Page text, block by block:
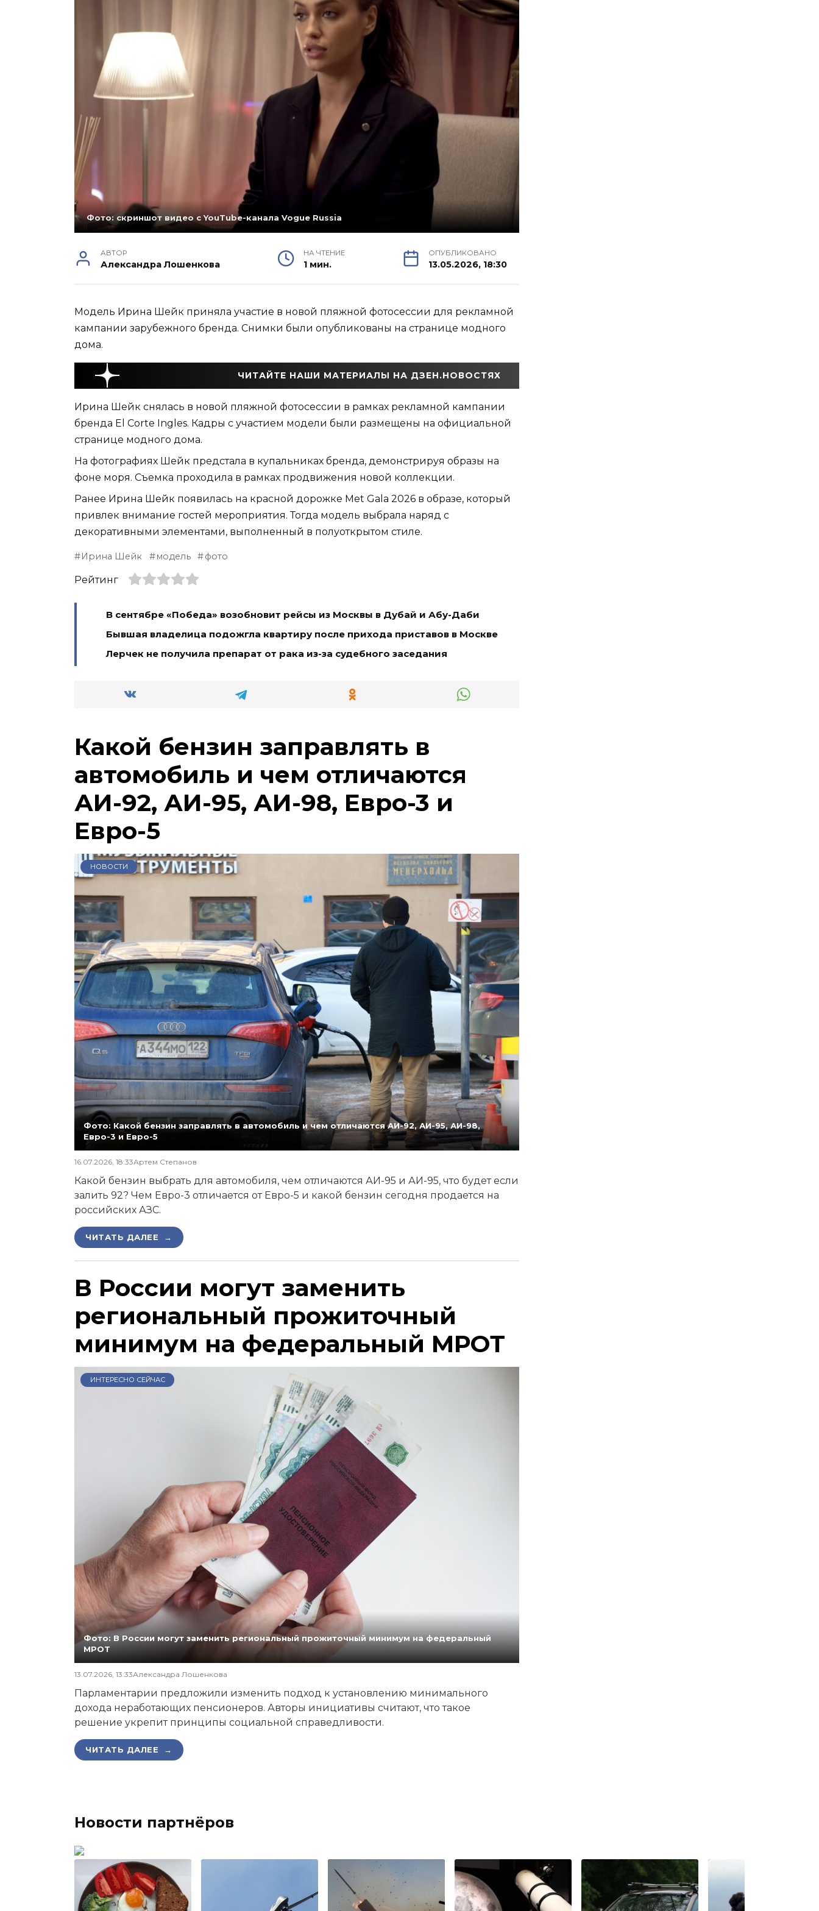
Фото: скриншот видео с YouTube-канала Vogue Russia
АВТОР
Александра Лошенкова
НА ЧТЕНИЕ
1 мин.
ОПУБЛИКОВАНО
13.05.2026, 18:30
Модель Ирина Шейк приняла участие в новой пляжной фотосессии для рекламной
кампании зарубежного бренда. Снимки были опубликованы на странице модного
дома.
ЧИТАЙТЕ НАШИ МАТЕРИАЛЫ НА ДЗЕН.НОВОСТЯХ
Ирина Шейк снялась в новой пляжной фотосессии в рамках рекламной кампании
бренда El Corte Ingles. Кадры с участием модели были размещены на официальной
странице модного дома.
На фотографиях Шейк предстала в купальниках бренда, демонстрируя образы на
фоне моря. Съемка проходила в рамках продвижения новой коллекции.
Ранее Ирина Шейк появилась на красной дорожке Met Gala 2026 в образе, который
привлек внимание гостей мероприятия. Тогда модель выбрала наряд с
декоративными элементами, выполненный в полуоткрытом стиле.
Ирина Шейк модель фото
Рейтинг
В сентябре «Победа» возобновит рейсы из Москвы в Дубай и Абу-Даби
Бывшая владелица подожгла квартиру после прихода приставов в Москве
Лерчек не получила препарат от рака из-за судебного заседания
Какой бензин заправлять в
автомобиль и чем отличаются
АИ-92, АИ-95, АИ-98, Евро-3 и
Евро-5
НОВОСТИ
Фото: Какой бензин заправлять в автомобиль и чем отличаются АИ-92, АИ-95, АИ-98,
Евро-3 и Евро-5
16.07.2026, 18:33Артем Степанов
Какой бензин выбрать для автомобиля, чем отличаются АИ-95 и АИ-95, что будет если
залить 92? Чем Евро-3 отличается от Евро-5 и какой бензин сегодня продается на
российских АЗС.
ЧИТАТЬ ДАЛЕЕ →
В России могут заменить
региональный прожиточный
минимум на федеральный МРОТ
ИНТЕРЕСНО СЕЙЧАС
Фото: В России могут заменить региональный прожиточный минимум на федеральный
МРОТ
13.07.2026, 13:33Александра Лошенкова
Парламентарии предложили изменить подход к установлению минимального
дохода неработающих пенсионеров. Авторы инициативы считают, что такое
решение укрепит принципы социальной справедливости.
ЧИТАТЬ ДАЛЕЕ →
Новости партнёров